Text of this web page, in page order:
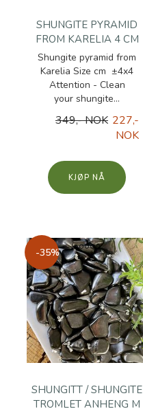
SHUNGITE PYRAMID
FROM KARELIA 4 CM
Shungite pyramid from
Karelia Size cm ±4x4
Attention - Clean
your shungite...
349,- NOK 227,-
NOK
KJØP
-35%
SHUNGITT / SHUNGITE
TROMLET ANHENG M